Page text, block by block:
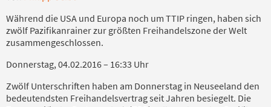
Während die USA und Europa noch um TTIP ringen, haben sich
zwölf Pazifikanrainer zur größten Freihandelszone der Welt
zusammengeschlossen.
Donnerstag, 04.02.2016 – 16:33 Uhr
Zwölf Unterschriften haben am Donnerstag in Neuseeland den
bedeutendsten Freihandelsvertrag seit Jahren besiegelt. Die